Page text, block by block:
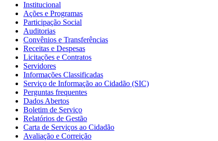
Institucional
Ações e Programas
Participação Social
Auditorias
Convênios e Transferências
Receitas e Despesas
Licitações e Contratos
Servidores
Informações Classificadas
Serviço de Informação ao Cidadão (SIC)
Perguntas frequentes
Dados Abertos
Boletim de Serviço
Relatórios de Gestão
Carta de Serviços ao Cidadão
Avaliação e Correição